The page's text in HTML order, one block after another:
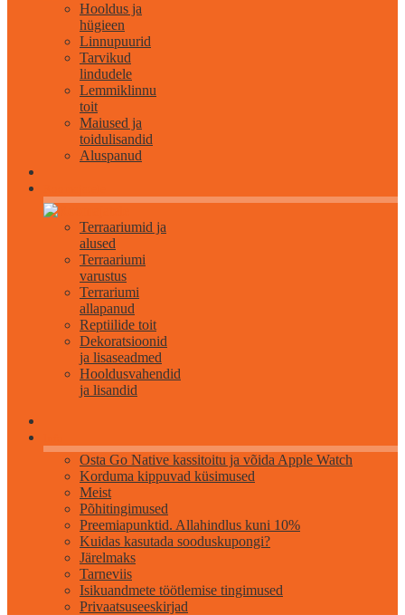
Hooldus ja
hügieen
Linnupuurid
Tarvikud
lindudele
Lemmiklinnu
toit
Maiused ja
toidulisandid
Aluspanud
Terraariumid ja
alused
Terraariumi
varustus
Terrariumi
allapanud
Reptiilide toit
Dekoratsioonid
ja lisaseadmed
Hooldusvahendid
ja lisandid
Osta Go Native kassitoitu ja võida Apple Watch
Korduma kippuvad küsimused
Meist
Põhitingimused
Preemiapunktid. Allahindlus kuni 10%
Kuidas kasutada sooduskupongi?
Järelmaks
Tarneviis
Isikuandmete töötlemise tingimused
Privaatsuseeskirjad